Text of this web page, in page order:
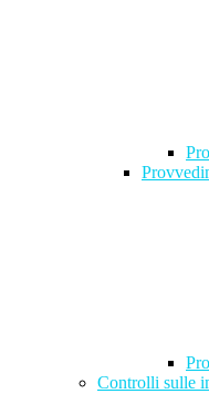
Controlli sulle